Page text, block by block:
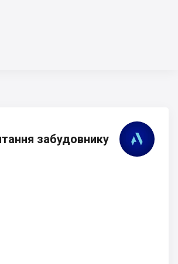
забудовнику